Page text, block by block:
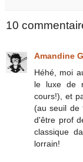
10
Amandine
Héhé, moi
le luxe de
cours!), et
(au seuil de
d'être prof
classique
lorrain!